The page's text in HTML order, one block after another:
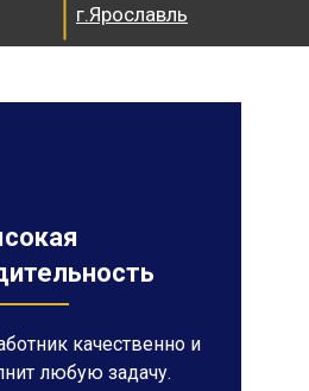
г.Ярославль
качественно и
любую задачу.